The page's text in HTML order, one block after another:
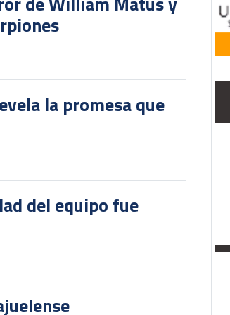
la promesa que
del equipo fue